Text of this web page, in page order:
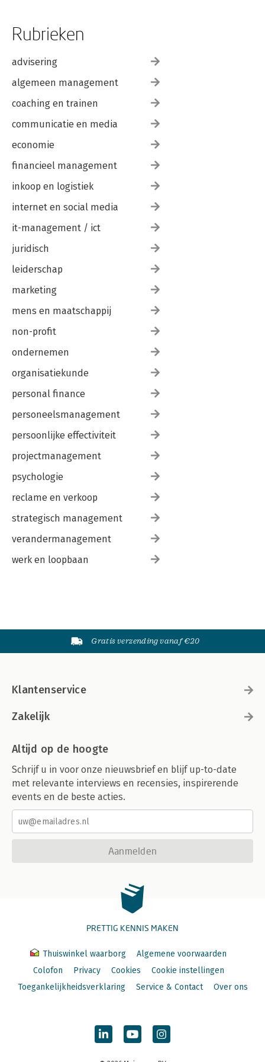
7.4 Voeren van slechtnieuwsgesprekken in Up in the Air
7.5 Machteloosheid en stille wanhoop in La loi du marché
7.7 De grote ontsporing in L’adversaire
Dankwoord
Lijst van besproken films
Over de auteur
Rubrieken
advisering
algemeen management
coaching en trainen
communicatie en media
economie
financieel management
inkoop en logistiek
internet en social media
it-management / ict
juridisch
leiderschap
marketing
mens en maatschappij
non-profit
ondernemen
organisatiekunde
personal finance
personeelsmanagement
persoonlijke effectiviteit
projectmanagement
psychologie
reclame en verkoop
strategisch management
verandermanagement
werk en loopbaan
Gratis verzending vanaf €20
Klantenservice
Zakelijk
Altijd op de hoogte
Schrijf u in voor onze nieuwsbrief en blijf up-to-date
met relevante interviews en recensies, inspirerende
events en de beste acties.
Aanmelden
PRETTIG KENNIS MAKEN
Thuiswinkel waarborg
Algemene voorwaarden
Colofon
Privacy Cookies
Cookie instellingen
Toegankelijkheidsverklaring
Service & Contact Over ons